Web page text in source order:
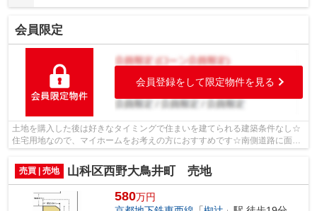
会員限定
会員登録をして限定物件を見る
土地を購入した後は好きなタイミングで住まいを建てられる建築条件なし☆
住宅用地なので、マイホームをお考えの方におすすめです☆南側道路に面し
ているため、日当たりを確保する事がで...
売買 | 売地
山科区西野大鳥井町 売地
580万円